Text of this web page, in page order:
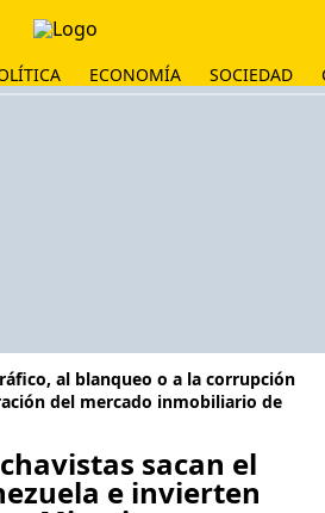
ECONOMÍA SOCIEDAD
al blanqueo o a la corrupción
del mercado inmobiliario de
sacan el
e invierten